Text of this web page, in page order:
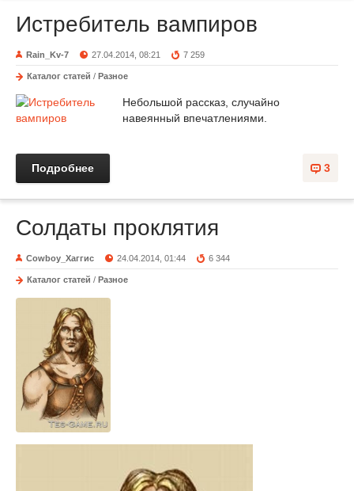
Истребитель вампиров
Rain_Kv-7 27.04.2014, 08:21 7 259
Каталог статей / Разное
Небольшой рассказ, случайно
навеянный впечатлениями.
3
Подробнее
Солдаты проклятия
Cowboy_Хаггис 24.04.2014, 01:44 6 344
Каталог статей / Разное